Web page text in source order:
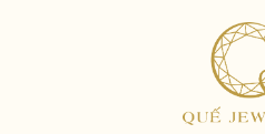
Cẩm nang kim